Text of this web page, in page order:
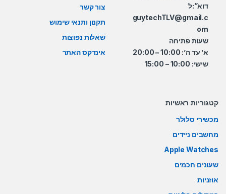
דוא”:ל
guytechTLV@gmail.c
om
שעות פתיחה
א’ עד ה’: 10:00 – 20:00
שישי: 10:00 – 15:00
צור קשר
תקנון ותנאי שימוש
שאלות נפוצות
אינדקס האתר
קטגוריות ראשיות
מכשירי סלולר
מחשבים ניידים
Apple Watches
שעונים חכמים
אוזניות